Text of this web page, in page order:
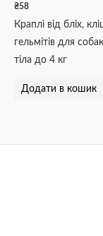
₴58
Краплі від бліх,
гельмітів для
тіла до 4 кг
Додати в кошик